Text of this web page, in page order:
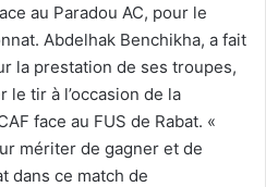
au Paradou AC, pour le
Abdelhak Benchikha, a fait
la prestation de ses troupes,
tir à l’occasion de la
face au FUS de Rabat. «
mériter de gagner et de
dans ce match de